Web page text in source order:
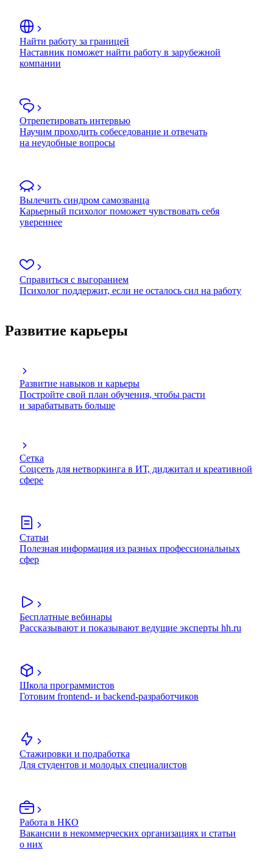
Найти работу за границей
Наставник поможет найти работу в зарубежной
компании
Отрепетировать интервью
Научим проходить собеседование и отвечать
на неудобные вопросы
Вылечить синдром самозванца
Карьерный психолог поможет чувствовать себя
увереннее
Справиться с выгоранием
Психолог поддержит, если не осталось сил на работу
Развитие карьеры
Развитие навыков и карьеры
Постройте свой план обучения, чтобы расти
и зарабатывать больше
Сетка
Соцсеть для нетворкинга в ИТ, диджитал и креативной
сфере
Статьи
Полезная информация из разных профессиональных
сфер
Бесплатные вебинары
Рассказывают и показывают ведущие эксперты hh.ru
Школа программистов
Готовим frontend- и backend-разработчиков
Стажировки и подработка
Для студентов и молодых специалистов
Работа в НКО
Вакансии в некоммерческих организациях и статьи
о них